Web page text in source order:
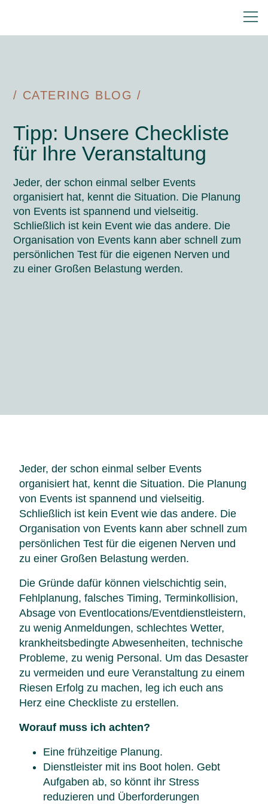
/ CATERING BLOG /
Tipp: Unsere Checkliste
für Ihre Veranstaltung
Jeder, der schon einmal selber Events
organisiert hat, kennt die Situation. Die Planung
von Events ist spannend und vielseitig.
Schließlich ist kein Event wie das andere. Die
Organisation von Events kann aber schnell zum
persönlichen Test für die eigenen Nerven und
zu einer Großen Belastung werden.
Jeder, der schon einmal selber Events
organisiert hat, kennt die Situation. Die Planung
von Events ist spannend und vielseitig.
Schließlich ist kein Event wie das andere. Die
Organisation von Events kann aber schnell zum
persönlichen Test für die eigenen Nerven und
zu einer Großen Belastung werden.
Die Gründe dafür können vielschichtig sein,
Fehlplanung, falsches Timing, Terminkollision,
Absage von Eventlocations/Eventdienstleistern,
zu wenig Anmeldungen, schlechtes Wetter,
krankheitsbedingte Abwesenheiten, technische
Probleme, zu wenig Personal. Um das Desaster
zu vermeiden und eure Veranstaltung zu einem
Riesen Erfolg zu machen, leg ich euch ans
Herz eine Checkliste zu erstellen.
Worauf muss ich achten?
Eine frühzeitige Planung.
Dienstleister mit ins Boot holen. Gebt
Aufgaben ab, so könnt ihr Stress
reduzieren und Überforderungen